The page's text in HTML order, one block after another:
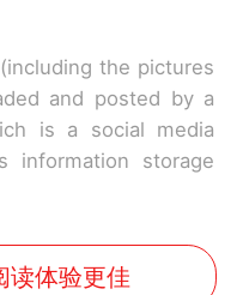
the pictures
and posted by a
is a social media
information storage
读体验更佳